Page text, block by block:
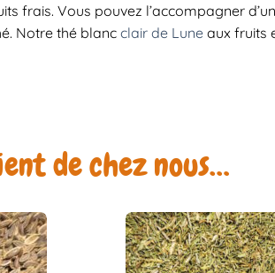
frais. Vous pouvez l’accompagner
Notre thé blancclair de Luneaux fruits
de chez nous…